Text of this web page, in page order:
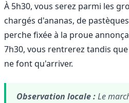
À 5h30, vous serez parmi les
chargés d'ananas, de
perche fixée à la proue
7h30, vous rentrerez tandis
ne font qu'arriver.
Observation locale :Le